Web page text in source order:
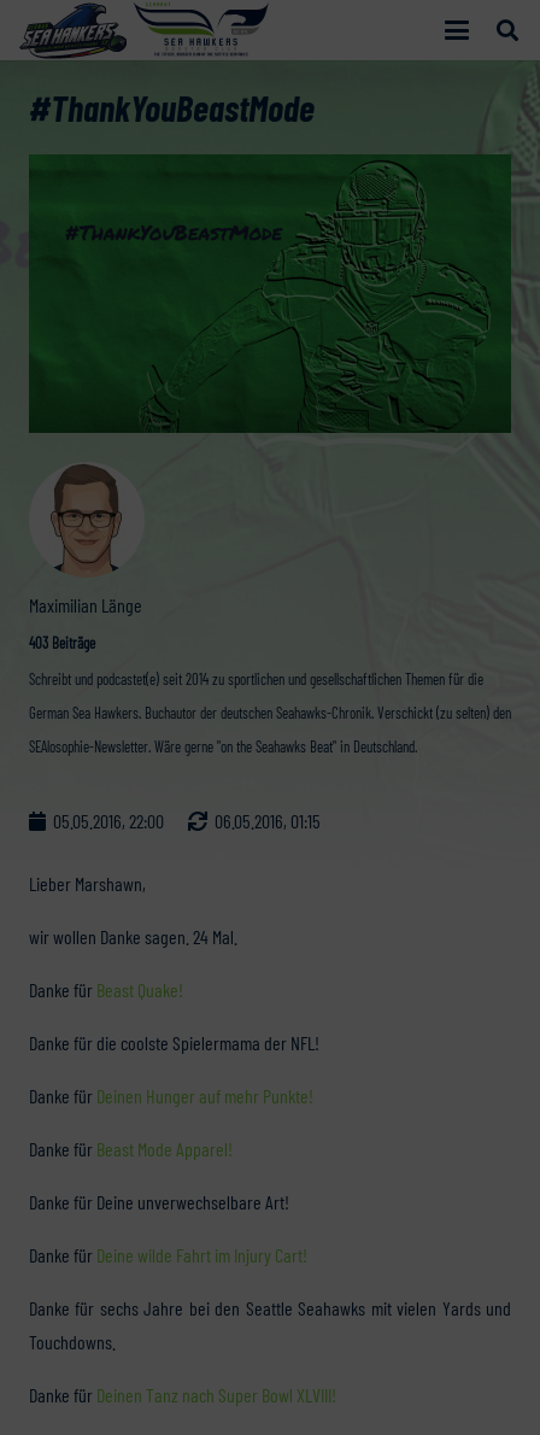
Maximilian Länge
403 Beiträge
Schreibt und podcastet(e) seit 2014 zu sportlichen und gesellschaftlichen Themen für die
German Sea Hawkers. Buchautor der deutschen Seahawks-Chronik. Verschickt (zu selten) den
SEAlosophie-Newsletter. Wäre gerne "on the Seahawks Beat" in Deutschland.
#ThankYouBeastMode
05.05.2016, 22:00 06.05.2016, 01:15
Lieber Marshawn,
wir wollen Danke sagen. 24 Mal.
Danke für Beast Quake!
Danke für die coolste Spielermama der NFL!
Danke für Deinen Hunger auf mehr Punkte!
Danke für Beast Mode Apparel!
Danke für Deine unverwechselbare Art!
Danke für Deine wilde Fahrt im Injury Cart!
Danke für sechs Jahre bei den Seattle Seahawks mit vielen Yards und
Touchdowns.
Danke für Deinen Tanz nach Super Bowl XLVIII!